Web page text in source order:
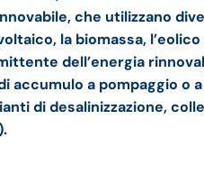
che utilizzano
la biomassa,
dell’energia
accumulo a pompaggio o
di desalinizzazione,